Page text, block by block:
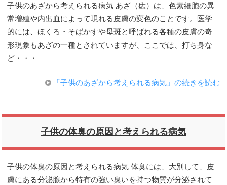
子供のあざから考えられる病気 あざ（痣）は、色素細胞の異
常増殖や内出血によって現れる皮膚の変色のことです。医学
的には、ほくろ・そばかすや母斑と呼ばれる各種の皮膚の奇
形現象もあざの一種とされていますが、ここでは、打ち身な
ど・・・
「子供のあざから考えられる病気」の続きを読む
子供の体臭の原因と考えられる病気
子供の体臭の原因と考えられる病気 体臭には、大別して、皮
膚にある分泌腺から特有の強い臭いを持つ物質が分泌されて